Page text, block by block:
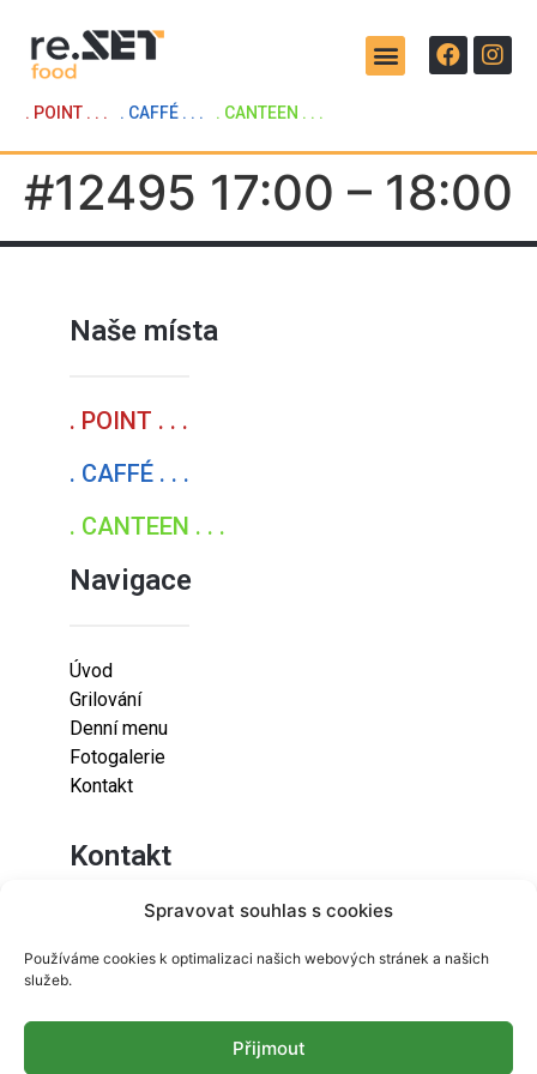
Spravovat souhlas s cookies
Používáme cookies k optimalizaci našich webových stránek a našich
služeb.
Přijmout
. POINT . . . . CAFFÉ . . . . CANTEEN . . .
#12495 17:00 – 18:00
Naše místa
. POINT . . .
. CAFFÉ . . .
. CANTEEN . . .
Navigace
Úvod
Grilování
Denní menu
Fotogalerie
Kontakt
Kontakt
Lazaretní 925/9